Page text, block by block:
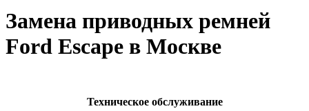
Замена приводных ремней
Ford Escape в Москве
Техническое обслуживание